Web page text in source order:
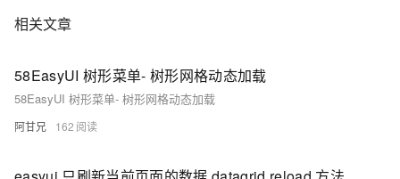
相关文章
58EasyUI 树形菜单- 树形网格动态加载
58EasyUI 树形菜单- 树形网格动态加载
阿甘兄 162